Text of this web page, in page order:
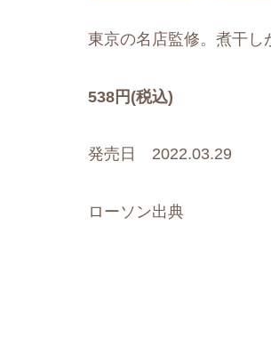
東京の名店監修。煮干し
538円(税込)
発売日 2022.03.29
ローソン出典